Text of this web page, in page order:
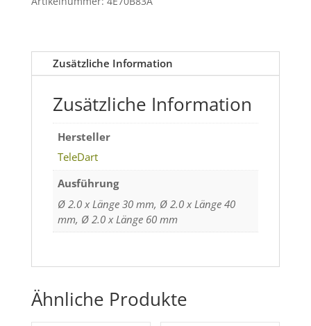
Menge
Zusätzliche Information
Zusätzliche Information
Hersteller
TeleDart
Ausführung
Ø 2.0 x Länge 30 mm, Ø 2.0 x Länge 40
mm, Ø 2.0 x Länge 60 mm
Ähnliche Produkte